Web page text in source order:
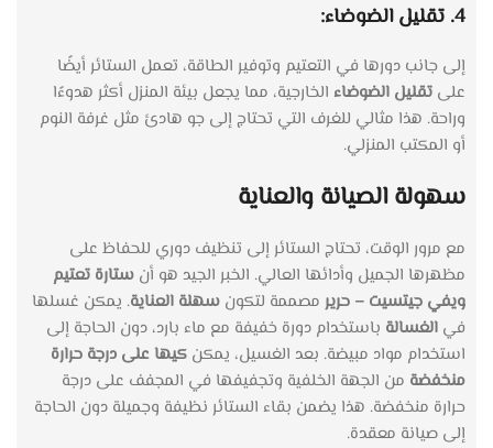
4. تقليل الضوضاء:
إلى جانب دورها في التعتيم وتوفير الطاقة، تعمل الستائر أيضًا
على تقليل الضوضاء الخارجية، مما يجعل بيئة المنزل أكثر هدوءًا
وراحة. هذا مثالي للغرف التي تحتاج إلى جو هادئ مثل غرفة النوم
أو المكتب المنزلي.
سهولة الصيانة والعناية
مع مرور الوقت، تحتاج الستائر إلى تنظيف دوري للحفاظ على
مظهرها الجميل وأدائها العالي. الخبر الجيد هو أن ستارة تعتيم
ويفي جيتسيت – حرير مصممة لتكون سهلة العناية. يمكن غسلها
في الغسالة باستخدام دورة خفيفة مع ماء بارد، دون الحاجة إلى
استخدام مواد مبيضة. بعد الغسيل، يمكن كيها على درجة حرارة
منخفضة من الجهة الخلفية وتجفيفها في المجفف على درجة
حرارة منخفضة. هذا يضمن بقاء الستائر نظيفة وجميلة دون الحاجة
إلى صيانة معقدة.